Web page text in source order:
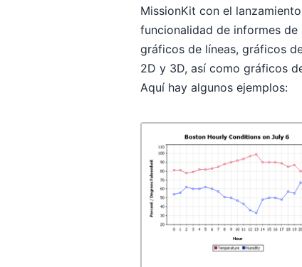
MissionKit con el
funcionalidad de informes de
gráficos de líneas, gráficos
2D y 3D, así como gráficos
Aquí hay algunos ejemplos: